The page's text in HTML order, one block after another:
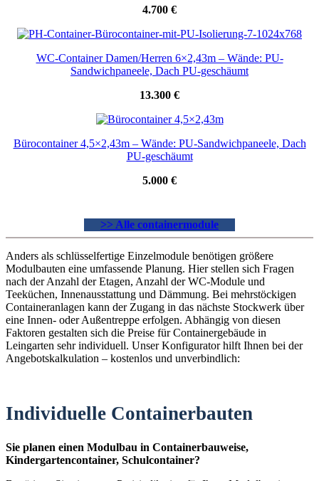
4.700 €
WC-Container Damen/Herren 6×2,43m – Wände: PU-
Sandwichpaneele, Dach PU-geschäumt
13.300 €
Bürocontainer 4,5×2,43m – Wände: PU-Sandwichpaneele, Dach
PU-geschäumt
5.000 €
>> Alle containermodule
Anders als schlüsselfertige Einzelmodule benötigen größere
Modulbauten eine umfassende Planung. Hier stellen sich Fragen
nach der Anzahl der Etagen, Anzahl der WC-Module und
Teeküchen, Innenausstattung und Dämmung. Bei mehrstöckigen
Containeranlagen kann der Zugang in das nächste Stockwerk über
eine Innen- oder Außentreppe erfolgen. Abhängig von diesen
Faktoren gestalten sich die Preise für Containergebäude in
Leingarten sehr individuell. Unser Konfigurator hilft Ihnen bei der
Angebotskalkulation – kostenlos und unverbindlich:
Individuelle Containerbauten
Sie planen einen Modulbau in Containerbauweise,
Kindergartencontainer, Schulcontainer?